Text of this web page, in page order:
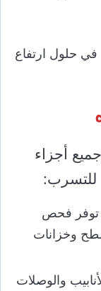
في حلول ارتفاع
أجزاء
للتسرب:
توفر فحص
وخزانات
والوصلات